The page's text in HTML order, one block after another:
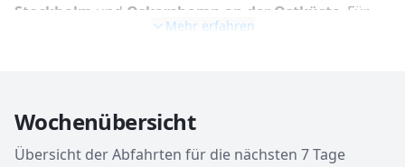
Stockholm und Oskarshamn an der Ostküste . Für
Hafen Visby der erste und oft
Ausblickeauf diemittelalterliche Stadtmauer
die zumUNESCO-Weltkulturerbegehörende Altstadt.
Mehr erfahren
Wochenübersicht
Übersicht der Abfahrten für die nächsten 7 Tage